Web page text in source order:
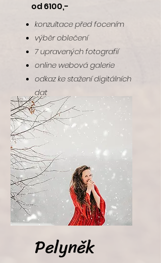
od 6100,-
konzultace před focením
výběr oblečení
7 upravených fotografií
online webová galerie
odkaz ke stažení digitálních
dat
focení 1-2 hodiny
foto navíc á 500,-
Pelyněk